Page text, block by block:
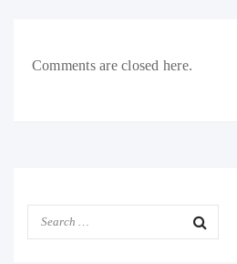
Comments are closed here.